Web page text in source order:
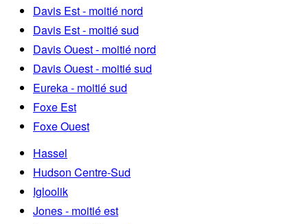
Davis Est - moitié nord
Davis Est - moitié sud
Davis Ouest - moitié nord
Davis Ouest - moitié sud
Eureka - moitié sud
Foxe Est
Foxe Ouest
Hassel
Hudson Centre-Sud
Igloolik
Jones - moitié est